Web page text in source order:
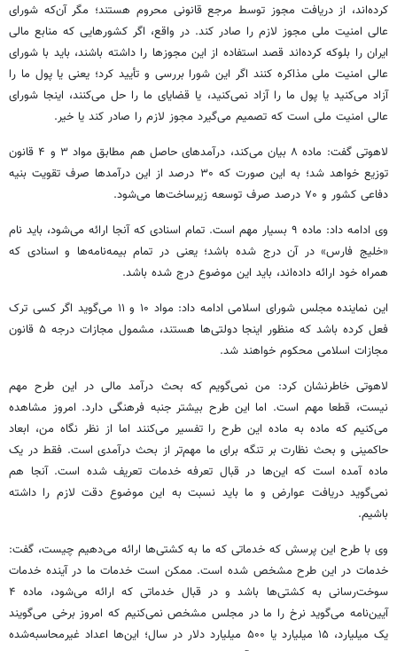
کرده‌اند، از دریافت مجوز توسط مرجع قانونی محروم هستند؛ مگر آن‌که شورای
عالی امنیت ملی مجوز لازم را صادر کند. در واقع، اگر کشورهایی که منابع مالی
ایران را بلوکه کرده‌اند قصد استفاده از این مجوزها را داشته باشند، باید با شورای
عالی امنیت ملی مذاکره کنند اگر این شورا بررسی و تأیید کرد؛ یعنی یا پول ما را
آزاد می‌کنید یا پول ما را آزاد نمی‌کنید، یا قضایای ما را حل می‌کنند، اینجا شورای
عالی امنیت ملی است که تصمیم می‌گیرد مجوز لازم را صادر کند یا خیر.
لاهوتی گفت: ماده ۸ بیان می‌کند، درآمدهای حاصل هم مطابق مواد ۳ و ۴ قانون
توزیع خواهد شد؛ به این صورت که ۳۰ درصد از این درآمدها صرف تقویت بنیه
دفاعی کشور و ۷۰ درصد صرف توسعه زیرساخت‌ها می‌شود.
وی ادامه داد: ماده ۹ بسیار مهم است. تمام اسنادی که آنجا ارائه می‌شود، باید نام
«خلیج فارس» در آن درج شده باشد؛ یعنی در تمام بیمه‌نامه‌ها و اسنادی که
همراه خود ارائه داده‌اند، باید این موضوع درج شده باشد.
این نماینده مجلس شورای اسلامی ادامه داد: مواد ۱۰ و ۱۱ می‌گوید اگر کسی ترک
فعل کرده باشد که منظور اینجا دولتی‌ها هستند، مشمول مجازات درجه ۵ قانون
مجازات اسلامی محکوم خواهند شد.
لاهوتی خاطرنشان کرد: من نمی‌گویم که بحث درآمد مالی در این طرح مهم
نیست، قطعا مهم است. اما این طرح بیشتر جنبه فرهنگی دارد. امروز مشاهده
می‌کنیم که ماده به ماده این طرح را تفسیر می‌کنند اما از نظر نگاه من، ابعاد
حاکمینی و بحث نظارت بر تنگه برای ما مهم‌تر از بحث درآمدی است. فقط در یک
ماده آمده است که این‌ها در قبال تعرفه خدمات تعریف شده است. آنجا هم
نمی‌گوید دریافت عوارض و ما باید نسبت به این موضوع دقت لازم را داشته
باشیم.
وی با طرح این پرسش که خدماتی که ما به کشتی‌ها ارائه می‌دهیم چیست، گفت:
خدمات در این طرح مشخص شده است. ممکن است خدمات ما در آینده خدمات
سوخت‌رسانی به کشتی‌ها باشد و در قبال خدماتی که ارائه می‌شود، ماده ۴
آیین‌نامه می‌گوید نرخ را ما در مجلس مشخص نمی‌کنیم که امروز برخی می‌گویند
یک میلیارد، ۱۵ میلیارد یا ۵۰۰ میلیارد دلار در سال؛ این‌ها اعداد غیرمحاسبه‌شده